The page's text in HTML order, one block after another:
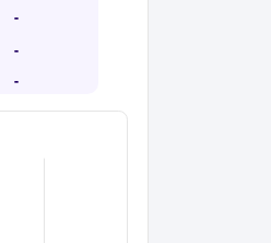
-
-
-